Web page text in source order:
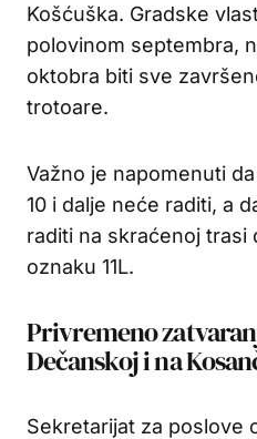
Košćuška. Gradske
polovinom septembra,
oktobra biti sve
trotoare.
Važno je napomenuti
10 i dalje neće raditi, a
raditi na skraćenoj trasi
oznaku 11L.
Privremeno
Dečanskoj i na
Sekretarijat za poslove